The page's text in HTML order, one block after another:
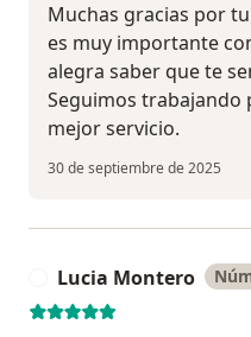
Muchas gracias por
es muy importante
alegra saber que te
Seguimos trabajando
mejor servicio.
30 de septiembre de 2025
Lucia Montero